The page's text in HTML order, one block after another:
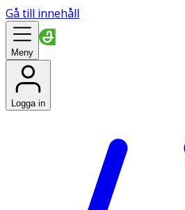
Gå till innehåll
Meny
Logga in